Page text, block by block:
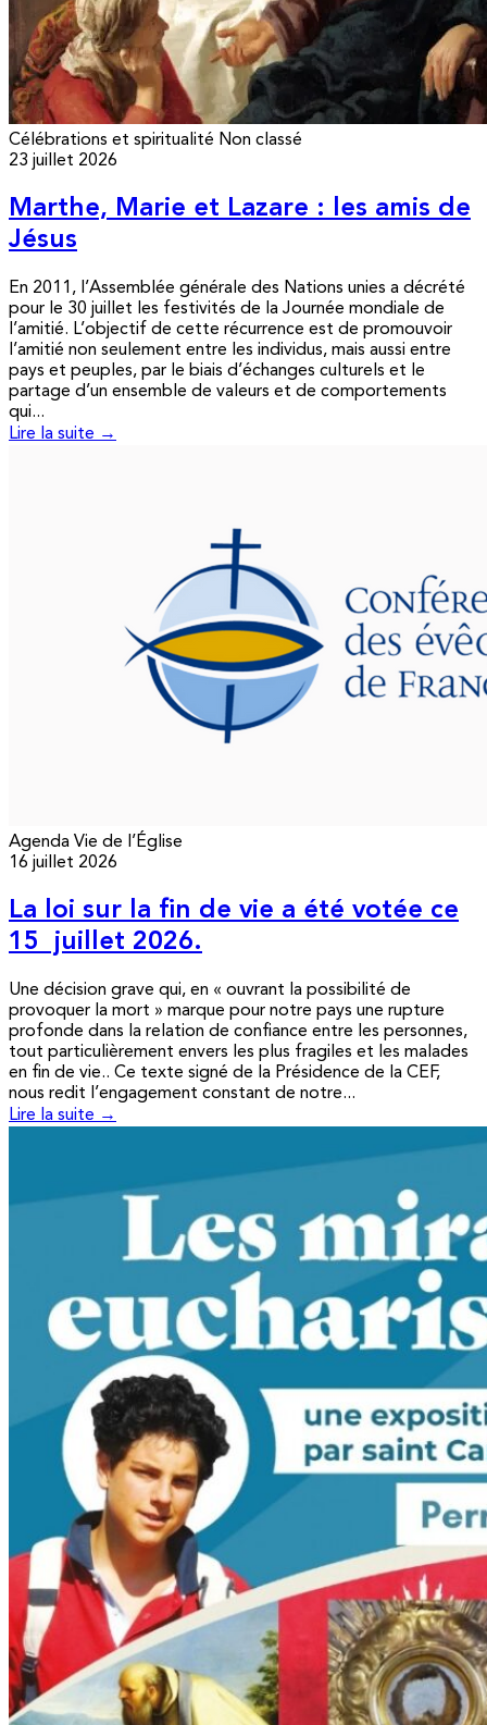
Célébrations et spiritualité Non classé
23 juillet 2026
Marthe, Marie et Lazare : les amis de
Jésus
En 2011, l’Assemblée générale des Nations unies a décrété
pour le 30 juillet les festivités de la Journée mondiale de
l’amitié. L’objectif de cette récurrence est de promouvoir
l’amitié non seulement entre les individus, mais aussi entre
pays et peuples, par le biais d’échanges culturels et le
partage d’un ensemble de valeurs et de comportements
qui...
Lire la suite →
Agenda Vie de l’Église
16 juillet 2026
La loi sur la fin de vie a été votée ce
15 juillet 2026.
Une décision grave qui, en « ouvrant la possibilité de
provoquer la mort » marque pour notre pays une rupture
profonde dans la relation de confiance entre les personnes,
tout particulièrement envers les plus fragiles et les malades
en fin de vie.. Ce texte signé de la Présidence de la CEF,
nous redit l’engagement constant de notre...
Lire la suite →